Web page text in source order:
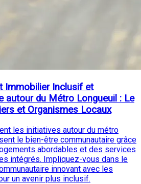
Immobilier Inclusif et
autour du Métro Longueuil : Le
et Organismes Locaux
les initiatives autour du métro
le bien-être communautaire grâce
abordables et des services
intégrés. Impliquez-vous dans le
innovant avec les
un avenir plus inclusif.